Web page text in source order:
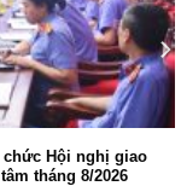
chức Hội nghị giao
tháng 8/2026